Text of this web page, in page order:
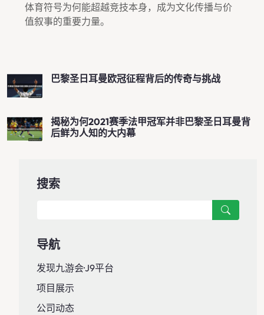
体育符号为何能超越竞技本身，成为文化传播与价
值叙事的重要力量。
巴黎圣日耳曼欧冠征程背后的传奇与挑战
揭秘为何2021赛季法甲冠军并非巴黎圣日耳曼背
后鲜为人知的大内幕
搜索
导航
发现九游会·J9平台
项目展示
公司动态